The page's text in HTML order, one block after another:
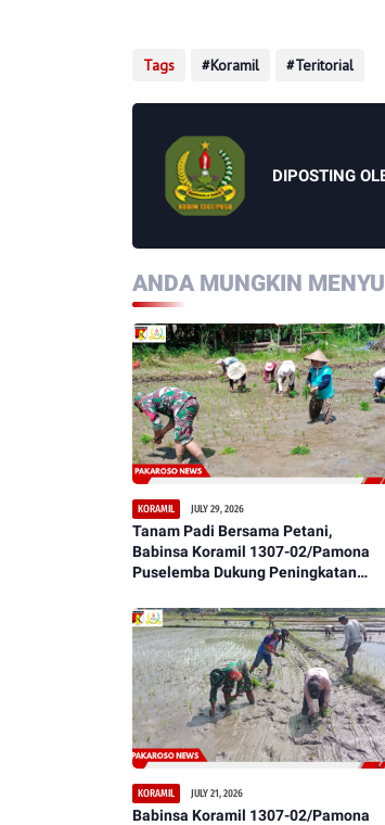
Tags Koramil Teritorial
DIPOSTING
ANDA MUNGKIN
KORAMIL JULY 29, 2026
Tanam Padi Bersama Petani,
Babinsa Koramil 1307-02/Pamona
Puselemba Dukung Peningkatan
KORAMIL JULY 21, 2026
Babinsa Koramil 1307-02/Pamona